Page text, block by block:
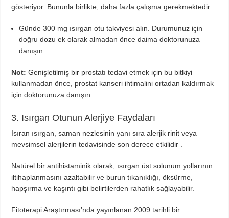
gösteriyor. Bununla birlikte, daha fazla çalışma gerekmektedir.
Günde 300 mg ısırgan otu takviyesi alın. Durumunuz için
doğru dozu ek olarak almadan önce daima doktorunuza
danışın.
Not: Genişletilmiş bir prostatı tedavi etmek için bu bitkiyi
kullanmadan önce, prostat kanseri ihtimalini ortadan kaldırmak
için doktorunuza danışın.
3. Isırgan Otunun Alerjiye Faydaları
Isıran ısırgan, saman nezlesinin yanı sıra alerjik rinit veya
mevsimsel alerjilerin tedavisinde son derece etkilidir .
Natürel bir antihistaminik olarak, ısırgan üst solunum yollarının
iltihaplanmasını azaltabilir ve burun tıkanıklığı, öksürme,
hapşırma ve kaşıntı gibi belirtilerden rahatlık sağlayabilir.
Fitoterapi Araştırması’nda yayınlanan 2009 tarihli bir